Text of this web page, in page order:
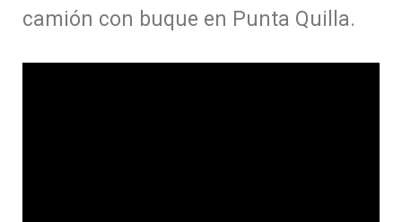
camión con buque en Punta Quilla.